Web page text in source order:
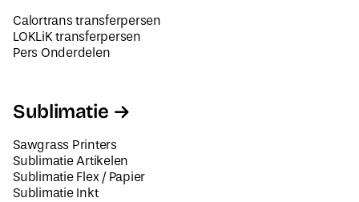
Calortrans transferpersen
LOKLiK transferpersen
Pers Onderdelen
Sublimatie
Sawgrass Printers
Sublimatie Artikelen
Sublimatie Flex / Papier
Sublimatie Inkt